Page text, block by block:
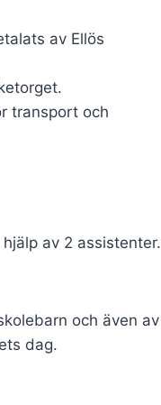
av Ellös
transport och
av 2 assistenter.
och även av
dag.